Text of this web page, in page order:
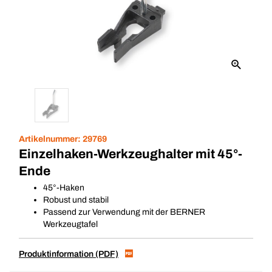
Artikelnummer: 29769
Einzelhaken-Werkzeughalter mit 45°-
Ende
45°-Haken
Robust und stabil
Passend zur Verwendung mit der BERNER
Werkzeugtafel
Produktinformation (PDF)